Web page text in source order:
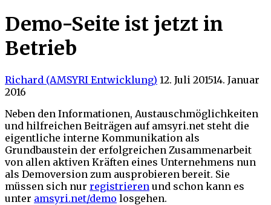
Demo-Seite ist jetzt in
Betrieb
Richard (AMSYRI Entwicklung) 12. Juli 201514. Januar
2016
Neben den Informationen, Austauschmöglichkeiten
und hilfreichen Beiträgen auf amsyri.net steht die
eigentliche interne Kommunikation als
Grundbaustein der erfolgreichen Zusammenarbeit
von allen aktiven Kräften eines Unternehmens nun
als Demoversion zum ausprobieren bereit. Sie
müssen sich nur registrieren und schon kann es
unter amsyri.net/demo losgehen.